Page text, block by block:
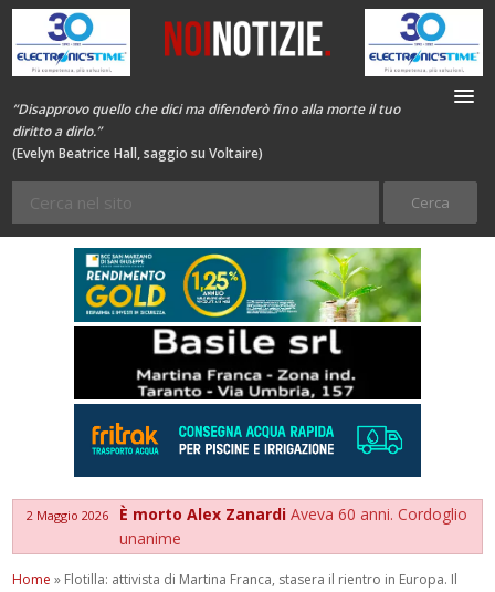
“Disapprovo quello che dici ma difenderò fino alla morte il tuo
diritto a dirlo.”
(Evelyn Beatrice Hall, saggio su Voltaire)
2 Maggio 2026 È morto Alex ZanardiAveva 60 anni. Cordoglio
unanime
Home » Flotilla: attivista di Martina Franca, stasera il rientro in Europa. Il